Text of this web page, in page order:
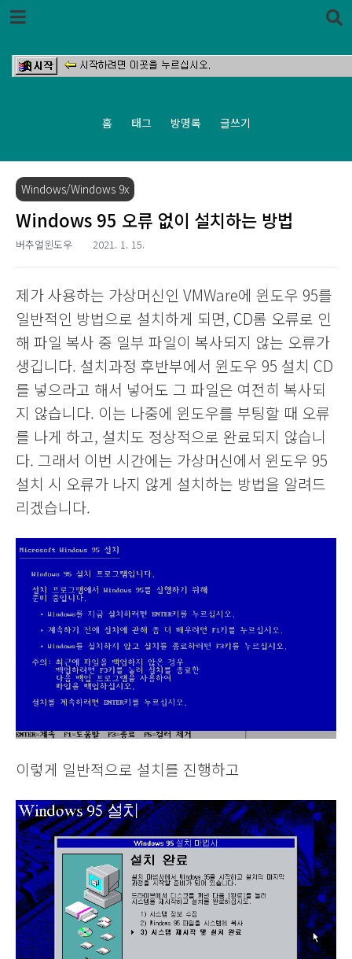
본문 바로가기
홈 태그 방명록 글쓰기
Windows/Windows 9x
Windows 95 오류 없이 설치하는 방법
버추얼윈도우 2021. 1. 15.
제가 사용하는 가상머신인 VMWare에 윈도우 95를
일반적인 방법으로 설치하게 되면, CD롬 오류로 인
해 파일 복사 중 일부 파일이 복사되지 않는 오류가
생깁니다. 설치과정 후반부에서 윈도우 95 설치 CD
를 넣으라고 해서 넣어도 그 파일은 여전히 복사되
지 않습니다. 이는 나중에 윈도우를 부팅할 때 오류
를 나게 하고, 설치도 정상적으로 완료되지 않습니
다. 그래서 이번 시간에는 가상머신에서 윈도우 95
설치 시 오류가 나지 않게 설치하는 방법을 알려드
리겠습니다.
이렇게 일반적으로 설치를 진행하고